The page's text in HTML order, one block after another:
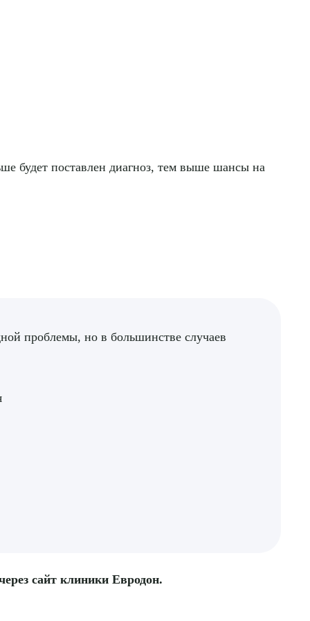
будет поставлен диагноз, тем выше шансы на
проблемы, но в большинстве случаев
сайт клиники Евродон.